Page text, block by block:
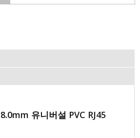
유니버설 PVC RJ45